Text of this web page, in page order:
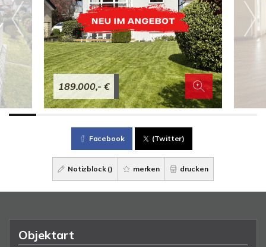
189.000,- €
Facebook (Twitter)
Notizblock () merken drucken
Objektart